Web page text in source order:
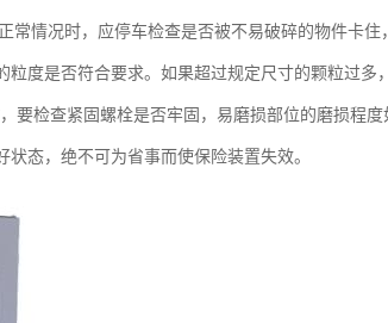
常情况时，应停车检查是否被不易破碎的物件卡
度是否符合要求。如果超过规定尺寸的颗粒过多
要检查紧固螺栓是否牢固，易磨损部位的磨损程
态，绝不可为省事而使保险装置失效。